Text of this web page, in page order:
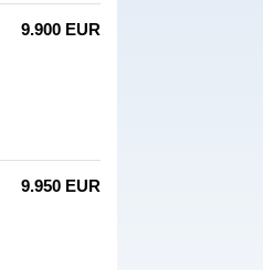
9.900 EUR
9.950 EUR